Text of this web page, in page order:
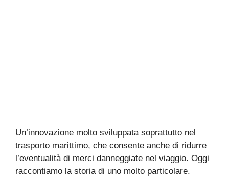
Un’innovazione molto sviluppata soprattutto nel
trasporto marittimo, che consente anche di ridurre
l’eventualità di merci danneggiate nel viaggio. Oggi
raccontiamo la storia di uno molto particolare.